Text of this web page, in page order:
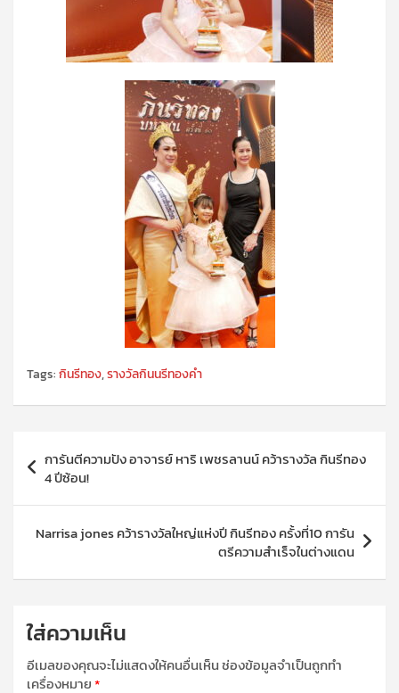
Tags:กินรีทอง,รางวัลกินนรีทองคำ
แนะแนว
เรื่องการันตีความปัง อาจารย์ หาริ เพชรลานน์ คว้ารางวัล กินรีทอง
4 ปีซ้อน!
Narrisa jones คว้ารางวัลใหญ่แห่งปี กินรีทอง ครั้งที่10 การัน
ตรีความสำเร็จในต่างแดน
ใส่ความเห็น
อีเมลของคุณจะไม่แสดงให้คนอื่นเห็นช่องข้อมูลจำเป็นถูกทำ
เครื่องหมาย*